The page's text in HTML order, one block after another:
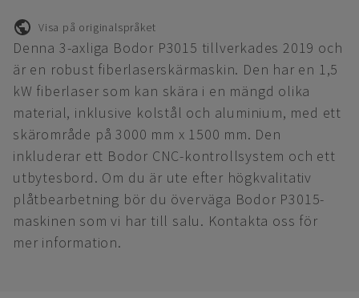
Visa på originalspråket
Denna 3-axliga Bodor P3015 tillverkades 2019 och
är en robust fiberlaserskärmaskin. Den har en 1,5
kW fiberlaser som kan skära i en mängd olika
material, inklusive kolstål och aluminium, med ett
skärområde på 3000 mm x 1500 mm. Den
inkluderar ett Bodor CNC-kontrollsystem och ett
utbytesbord. Om du är ute efter högkvalitativ
plåtbearbetning bör du överväga Bodor P3015-
maskinen som vi har till salu. Kontakta oss för
mer information.